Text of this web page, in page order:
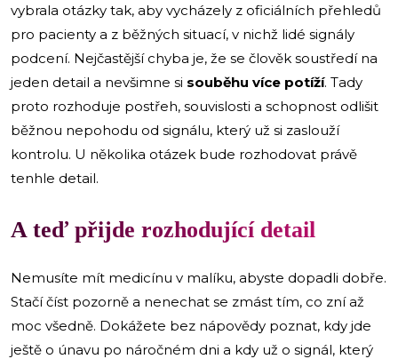
vybrala otázky tak, aby vycházely z oficiálních přehledů
pro pacienty a z běžných situací, v nichž lidé signály
podcení. Nejčastější chyba je, že se člověk soustředí na
jeden detail a nevšimne si souběhu více potíží. Tady
proto rozhoduje postřeh, souvislosti a schopnost odlišit
běžnou nepohodu od signálu, který už si zaslouží
kontrolu. U několika otázek bude rozhodovat právě
tenhle detail.
A teď přijde rozhodující detail
Nemusíte mít medicínu v malíku, abyste dopadli dobře.
Stačí číst pozorně a nenechat se zmást tím, co zní až
moc všedně. Dokážete bez nápovědy poznat, kdy jde
ještě o únavu po náročném dni a kdy už o signál, který